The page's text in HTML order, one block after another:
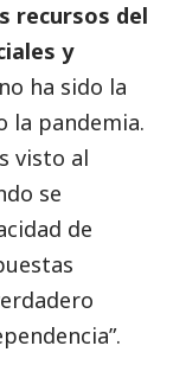
recursos del
y
ha sido la
la pandemia.
visto al
se
de